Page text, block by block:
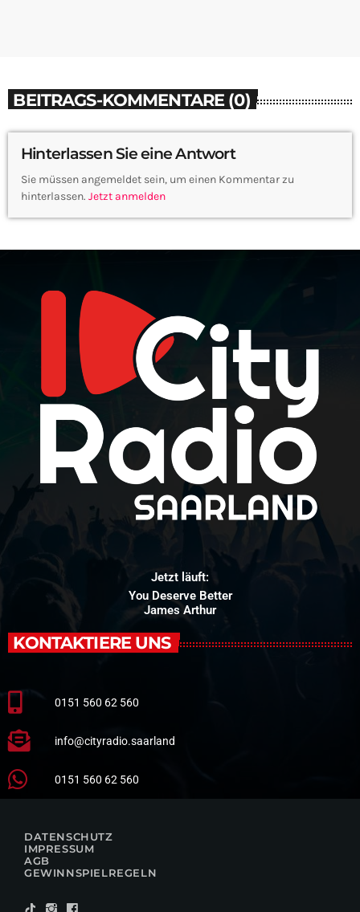
BEITRAGS-KOMMENTARE (0)
Hinterlassen Sie eine Antwort
Sie müssen angemeldet sein, um einen Kommentar zu
hinterlassen. Jetzt anmelden
Jetzt läuft:
You Deserve Better
James Arthur
KONTAKTIERE UNS
0151 560 62 560
info@cityradio.saarland
0151 560 62 560
DATENSCHUTZ
IMPRESSUM
AGB
GEWINNSPIELREGELN